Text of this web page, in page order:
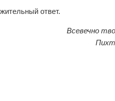
ответ.
Всевечно